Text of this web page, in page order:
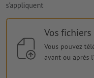
s'appliquent
Vos
Vous pouvez
avant ou après